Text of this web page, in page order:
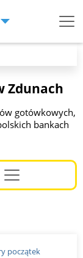
Zdunach
gotówkowych,
bankach
oferty
najlepszą
Kwota
lat.
początek